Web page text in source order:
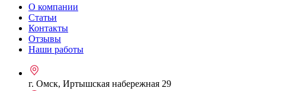
О компании
Статьи
Контакты
Отзывы
Наши работы
г. Омск, Иртышская набережная 29